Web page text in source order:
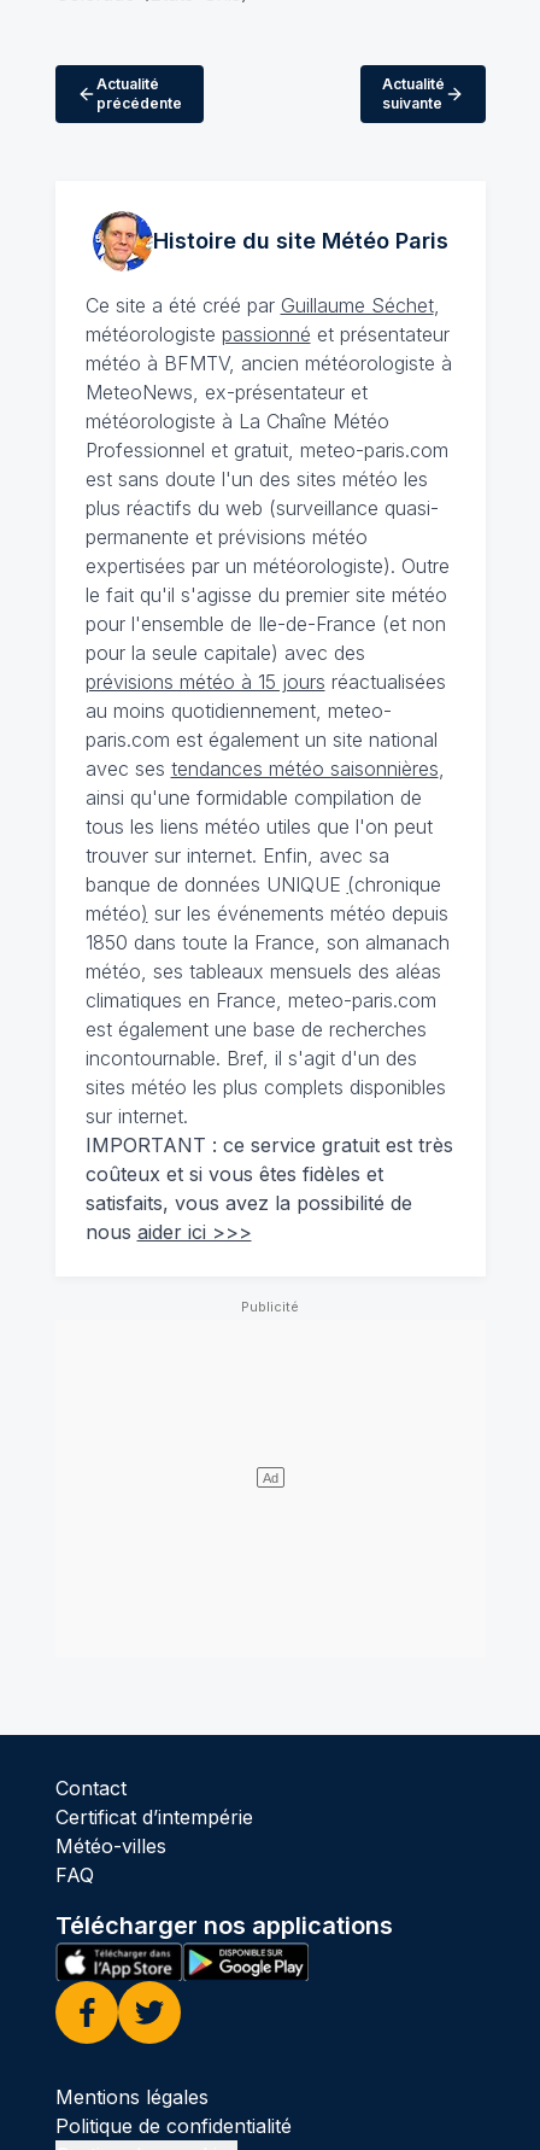
Actualité
précédente
Actualité
suivante
Histoire du site MétéoParis
Ce site a été créé par Guillaume Séchet,
météorologiste passionné et présentateur
météo à BFMTV, ancien météorologiste à
MeteoNews, ex-présentateur et
météorologiste à La Chaîne Météo
Professionnel et gratuit, meteo-paris.com
est sans doute l'un des sites météo les
plus réactifs du web (surveillance quasi-
permanente et prévisions météo
expertisées par un météorologiste). Outre
le fait qu'il s'agisse du premier site météo
pour l'ensemble de Ile-de-France (et non
pour la seule capitale) avec des
prévisions météo à 15 jours réactualisées
au moins quotidiennement, meteo-
paris.com est également un site national
avec ses tendances météo saisonnières,
ainsi qu'une formidable compilation de
tous les liens météo utiles que l'on peut
trouver sur internet. Enfin, avec sa
banque de données UNIQUE (chronique
météo) sur les événements météo depuis
1850 dans toute la France, son almanach
météo, ses tableaux mensuels des aléas
climatiques en France, meteo-paris.com
est également une base de recherches
incontournable. Bref, il s'agit d'un des
sites météo les plus complets disponibles
sur internet.
IMPORTANT : ce service gratuit est très
coûteux et si vous êtes fidèles et
satisfaits, vous avez la possibilité de
nous aider ici >>>
Contact
Certificat d’intempérie
Météo-villes
FAQ
Télécharger nos applications
Facebook
Twitter
Mentions légales
Politique de confidentialité